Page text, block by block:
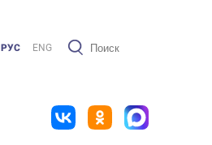
РУС ENG